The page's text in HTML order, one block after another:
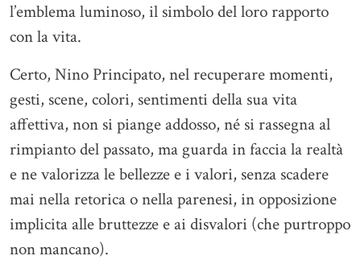
l’emblema luminoso, il simbolo del loro rapporto
con la vita.
Certo, Nino Principato, nel recuperare momenti,
gesti, scene, colori, sentimenti della sua vita
affettiva, non si piange addosso, né si rassegna al
rimpianto del passato, ma guarda in faccia la realtà
e ne valorizza le bellezze e i valori, senza scadere
mai nella retorica o nella parenesi, in opposizione
implicita alle bruttezze e ai disvalori (che purtroppo
non mancano).